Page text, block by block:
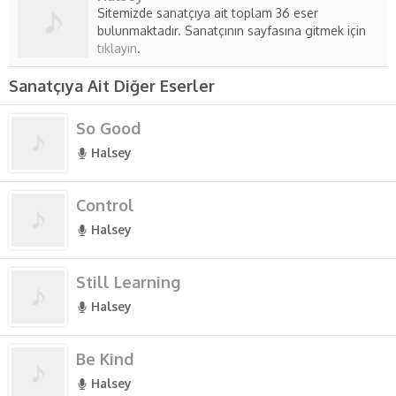
Sitemizde sanatçıya ait toplam 36 eser
bulunmaktadır. Sanatçının sayfasına gitmek için
tıklayın.
Sanatçıya Ait Diğer Eserler
So Good
Halsey
Control
Halsey
Still Learning
Halsey
Be Kind
Halsey